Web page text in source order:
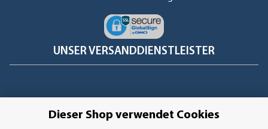
UNSER VERSANDDIENSTLEISTER
Dieser Shop verwendet Cookies